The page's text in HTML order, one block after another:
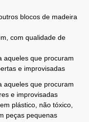
blocos de madeira
com qualidade de
aqueles que procuram
e improvisadas
aqueles que procuram
e improvisadas
plástico, não tóxico,
peças pequenas